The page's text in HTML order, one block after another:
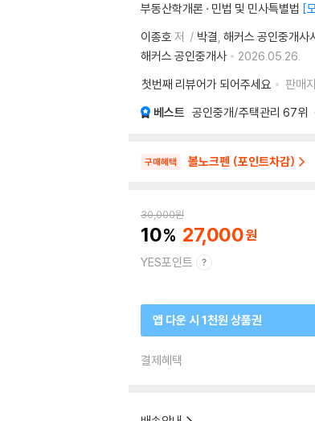
부동산학개론 · 민법 및 민사특별법
이종호 저 박결 해커스 공인중개사
해커스 공인중개사
2026.05.26.
첫번째 리뷰어가 되어주세요
판매
베스트 공인중개/주택관리 67위
구매혜택 볼노크펜 (포인트차감)
30,000원
10 27,000
YES포인트
앱 다운 시 1천원 상품권
결제혜택